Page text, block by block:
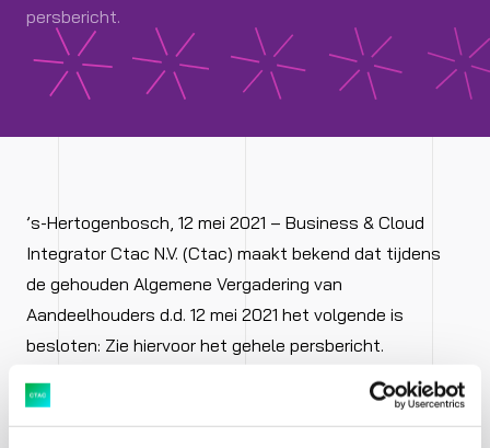
persbericht.
’s-Hertogenbosch, 12 mei 2021 – Business & Cloud
Integrator Ctac N.V. (Ctac) maakt bekend dat tijdens
de gehouden Algemene Vergadering van
Aandeelhouders d.d. 12 mei 2021 het volgende is
besloten: Zie hiervoor het gehele persbericht.